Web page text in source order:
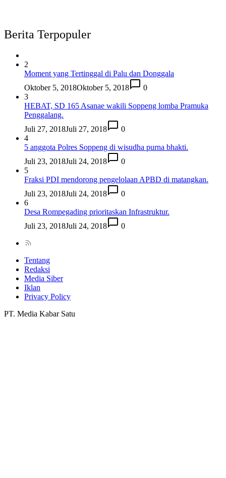
Berita Terpopuler
2
Moment yang Tertinggal di Palu dan Donggala
Oktober 5, 2018Oktober 5, 2018
0
3
HEBAT, SD 165 Asanae wakili Soppeng lomba Pramuka
Penggalang.
Juli 27, 2018Juli 27, 2018
0
4
5 anggota Polres Soppeng di wisudha purna bhakti.
Juli 23, 2018Juli 24, 2018
0
5
Fraksi PDI mendorong pengelolaan APBD di matangkan.
Juli 23, 2018Juli 24, 2018
0
6
Desa Rompegading prioritaskan Infrastruktur.
Juli 23, 2018Juli 24, 2018 0
Tentang
Redaksi
Media Siber
Iklan
Privacy Policy
PT. Media Kabar Satu